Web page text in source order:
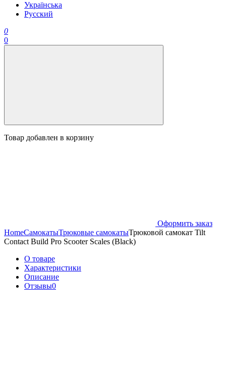
Українська
Русский
0
0
Товар добавлен в корзину
Оформить заказ
HomeСамокатыТрюковые самокатыТрюковой самокат Tilt
Contact Build Pro Scooter Scales (Black)
О товаре
Характеристики
Описание
Отзывы0